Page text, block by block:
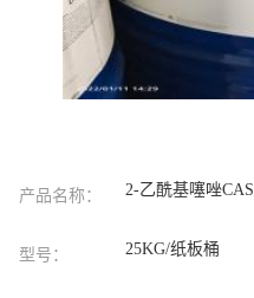
产品名称： 2-乙酰基噻唑
型号： 25KG/纸板桶